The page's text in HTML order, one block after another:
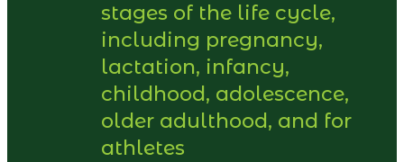
stages of the life cycle,
including pregnancy,
lactation, infancy,
childhood, adolescence,
older adulthood, and for
athletes